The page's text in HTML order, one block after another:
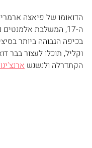
הדואומו של פיאצה
ה-17, המשלבת
בכיפה הגבוהה ביותר
הקתדרלה ולנשנש